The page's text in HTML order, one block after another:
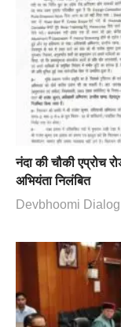
नंदा की चौकी एप्रोच
अभियंता निलंबित
Devbhoomi